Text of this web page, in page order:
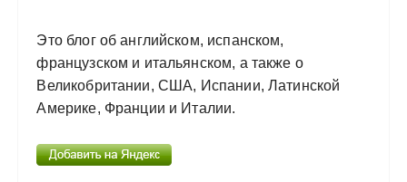
Это блог об английском, испанском,
французском и итальянском, а также о
Великобритании, США, Испании, Латинской
Америке, Франции и Италии.